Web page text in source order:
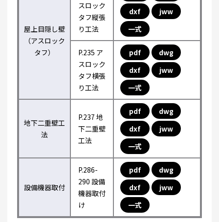
屋上目隠し壁
（アスロック
タフ）
スロック
タフ縦張
り工法
dxf
jww
一式
P.235 ア
スロック
タフ横張
り工法
pdf
dwg
dxf
jww
一式
地下二重壁工
法
P.237 地
下二重壁
工法
pdf
dwg
dxf
jww
一式
設備機器取付
P.286-
290 設備
機器取付
け
pdf
dwg
dxf
jww
一式